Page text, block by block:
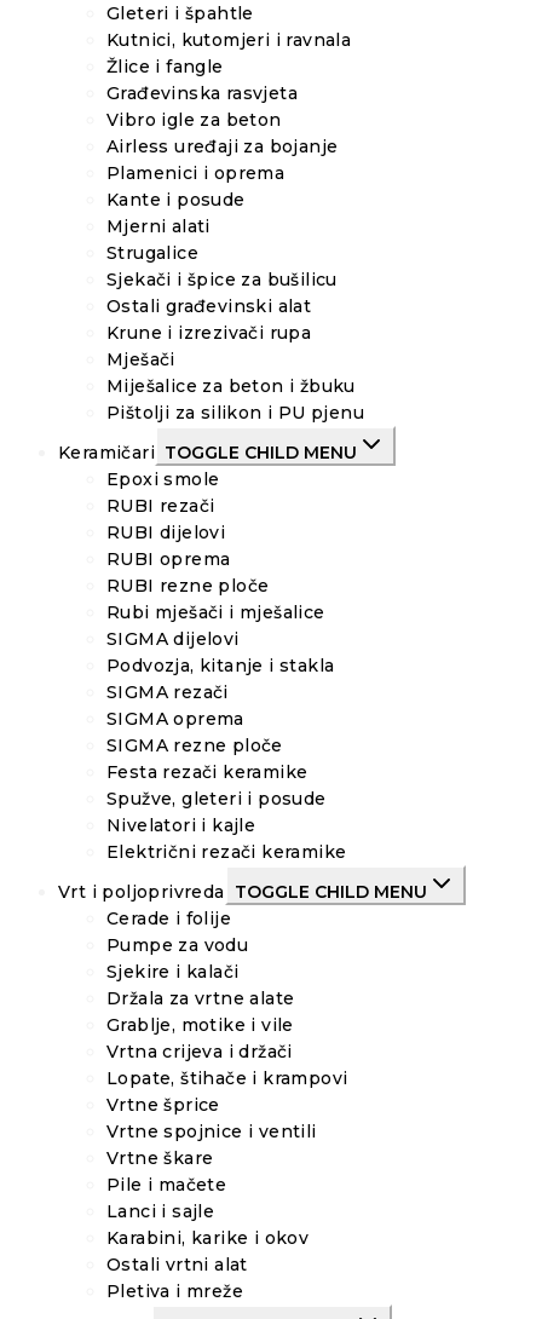
Gleteri i špahtle
Kutnici, kutomjeri i ravnala
Žlice i fangle
Građevinska rasvjeta
Vibro igle za beton
Airless uređaji za bojanje
Plamenici i oprema
Kante i posude
Mjerni alati
Strugalice
Sjekači i špice za bušilicu
Ostali građevinski alat
Krune i izrezivači rupa
Mješači
Miješalice za beton i žbuku
Pištolji za silikon i PU pjenu
Keramičari TOGGLE CHILD MENU
Epoxi smole
RUBI rezači
RUBI dijelovi
RUBI oprema
RUBI rezne ploče
Rubi mješači i mješalice
SIGMA dijelovi
Podvozja, kitanje i stakla
SIGMA rezači
SIGMA oprema
SIGMA rezne ploče
Festa rezači keramike
Spužve, gleteri i posude
Nivelatori i kajle
Električni rezači keramike
Vrt i poljoprivreda
TOGGLE CHILD MENU
Cerade i folije
Pumpe za vodu
Sjekire i kalači
Držala za vrtne alate
Grablje, motike i vile
Vrtna crijeva i držači
Lopate, štihače i krampovi
Vrtne šprice
Vrtne spojnice i ventili
Vrtne škare
Pile i mačete
Lanci i sajle
Karabini, karike i okov
Ostali vrtni alat
Pletiva i mreže